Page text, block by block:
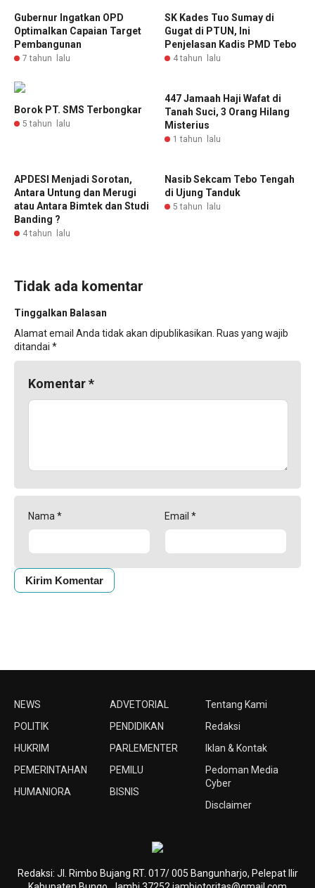
Gubernur Ingatkan OPD
Optimalkan Capaian Target
Pembangunan
7 tahun lalu
SK Kades Tuo Sumay di
Gugat di PTUN, Ini
Penjelasan Kadis PMD Tebo
4 tahun lalu
Borok PT. SMS Terbongkar
5 tahun lalu
447 Jamaah Haji Wafat di
Tanah Suci, 3 Orang Hilang
Misterius
1 tahun lalu
APDESI Menjadi Sorotan,
Antara Untung dan Merugi
atau Antara Bimtek dan Studi
Banding ?
4 tahun lalu
Nasib Sekcam Tebo Tengah
di Ujung Tanduk
5 tahun lalu
Tidak ada komentar
Tinggalkan Balasan
Alamat email Anda tidak akan dipublikasikan. Ruas yang wajib
ditandai *
Komentar*
Nama * Email *
NEWS
POLITIK
HUKRIM
PEMERINTAHAN
HUMANIORA
ADVETORIAL
PENDIDIKAN
PARLEMENTER
PEMILU
BISNIS
Tentang Kami
Redaksi
Iklan & Kontak
Pedoman Media
Cyber
Disclaimer
Redaksi: Jl. Rimbo Bujang RT. 017/ 005 Bangunharjo, Pelepat Ilir